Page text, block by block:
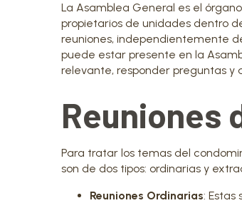
La Asamblea General es el
propietarios de unidades dentro
reuniones, independientemente
puede estar presente en la
relevante, responder preguntas y
Reuniones
Para tratar los temas del
son de dos tipos: ordinarias y
Reuniones Ordinarias: